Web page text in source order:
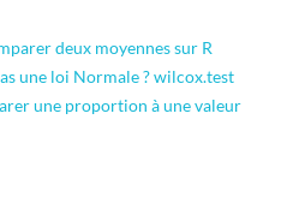
deux moyennes sur R
une loi Normale ? wilcox.test
une proportion à une valeur